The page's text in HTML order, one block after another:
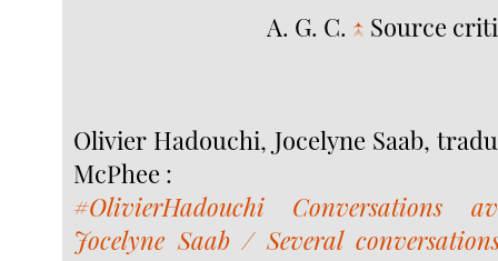
A. G. C. ↑ Source
Olivier Hadouchi, Jocelyne Saab,
McPhee :
#OlivierHadouchi Conversations
Jocelyne Saab / Several